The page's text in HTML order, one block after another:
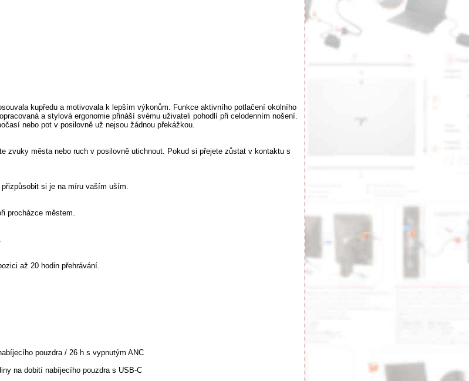
kupředu a motivovala k lepším výkonům. Funkce aktivního potlačení okolního
a stylová ergonomie přináší svému uživateli pohodlí při celodenním nošení.
nebo pot v posilovně už nejsou žádnou překážkou.
zvuky města nebo ruch v posilovně utichnout. Pokud si přejete zůstat v kontaktu s
si je na míru vaším uším.
procházce městem.
až 20 hodin přehrávání.
pouzdra / 26 h s vypnutým ANC
na dobití nabíjecího pouzdra s USB-C